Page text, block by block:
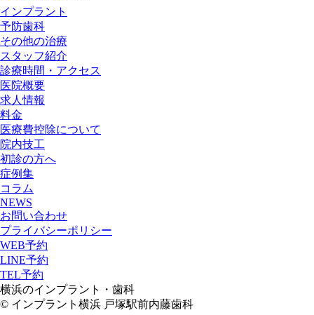
インプラント
予防歯科
その他の治療
スタッフ紹介
診療時間・アクセス
医院概要
求人情報
料金
医療費控除について
院内技工
初診の方へ
症例集
コラム
NEWS
お問い合わせ
プライバシーポリシー
WEB予約
LINE予約
TEL予約
横浜のインプラント・歯科
© インプラント横浜 戸塚駅前内藤歯科